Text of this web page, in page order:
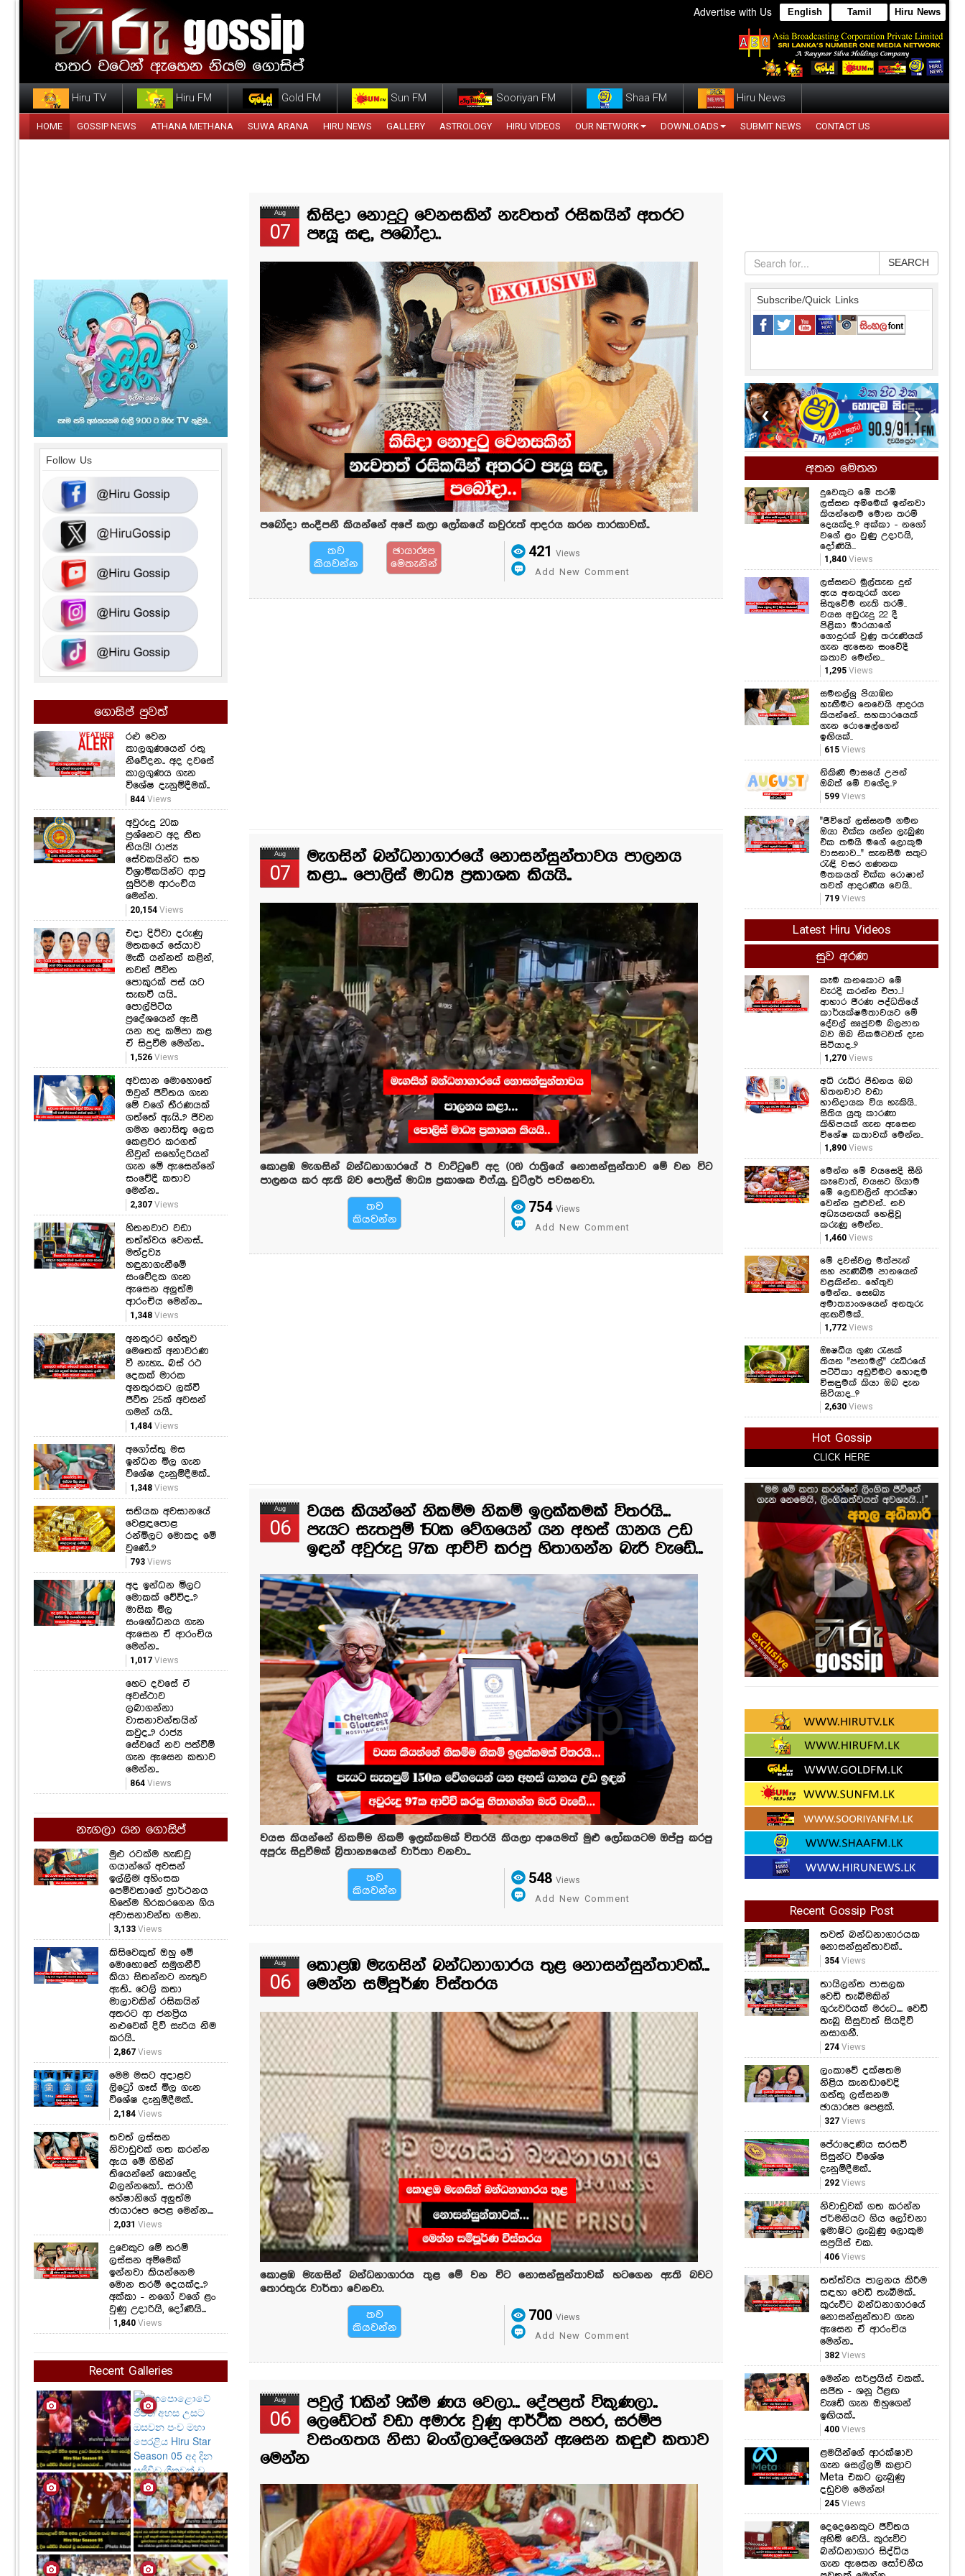
Advertise with Us English Tamil Hiru News
Hiru TV Hiru FM Gold FM Sun FM Sooriyan FM Shaa FM Hiru News
HOME GOSSIP NEWS ATHANA METHANA SUWA ARANA HIRU NEWS GALLERY ASTROLOGY HIRU VIDEOS OUR NETWORK DOWNLOADS SUBMIT NEWS CONTACT US
Aug
07
කිසිදා නොදුටු වෙනසකින් නැවතත් රසිකයින් අතරට
පෑයූ සඳ, පබෝදා..
පබෝදා සංදීපනී කියන්නේ අපේ කලා ලෝකයේ කවුරුත් ආදරය කරන තාරකාවක්..
තව
කියවන්න
ඡායාරූප
මෙතැනින්
421 Views
Add New Comment
Aug
07
මැගසින් බන්ධනාගාරයේ නොසන්සුන්තාවය පාලනය
කළා... පොලිස් මාධ්‍ය ප්‍රකාශක කියයි..
කොළඹ මැගසින් බන්ධනාගාරයේ ඊ වාට්ටුවේ අද (06) රාත්‍රියේ නොසන්සුන්තාව මේ වන විට
පාලනය කර ඇති බව පොලිස් මාධ්‍ය ප්‍රකාශක එෆ්.යු. වුට්ලර් පවසනවා.
තව
කියවන්න
754 Views
Add New Comment
Aug
06
වයස කියන්නේ නිකම්ම නිකම් ඉලක්කමක් විතරයි...
පැයට සැතපුම් 150ක වේගයෙන් යන අහස් යානය උඩ
ඉඳන් අවුරුදු 97ක ආච්චි කරපු හිතාගන්න බැරි වැඩේ...
වයස කියන්නේ නිකම්ම නිකම් ඉලක්කමක් විතරයි කියලා ආයෙමත් මුළු ලෝකයටම ඔප්පු කරපු
අපූරු සිදුවීමක් බ්‍රිතාන්‍යයෙන් වාර්තා වනවා...
තව
කියවන්න
548 Views
Add New Comment
Aug
06
කොළඹ මැගසින් බන්ධනාගාරය තුළ නොසන්සුන්තාවක්...
මෙන්න සම්පූර්ණ විස්තරය
කොළඹ මැගසින් බන්ධනාගාරය තුළ මේ වන විට නොසන්සුන්තාවක් හටගෙන ඇති බවට
තොරතුරු වාර්තා වෙනවා.
තව
කියවන්න
700 Views
Add New Comment
Aug
06
පවුල් 10කින් 9ක්ම ණය වෙලා... දේපළත් විකුණලා..
ලෙඩේටත් වඩා අමාරු වුණු ආර්ථික පහර, සරම්ප
වසංගතය නිසා බංග්ලාදේශයෙන් ඇසෙන කඳුළු කතාව
මෙන්න
SEARCH
Subscribe/Quick Links
❮ ❯
අතන මෙතන
දුවෙකුට මේ තරම්
කියන්නෙම මොන තරම්
දෙයක්ද..? අක්කා - නගෝ
දෝණියි...
1,840Views
ලස්සනට මුල්තැන දුන්
ඇය අනතුරක් ගැන
සිතුවේම නැති තරම්..
වයස අවුරුදු 22 දී
ගොදුරක් වුණු තරුණියක්
ගැන ඇසෙන සංවේදී
කතාව මෙන්න...
1,295 Views
සමනල්ලු පියාඹන
හැඟීමට නෙවෙයි ආදරය
කියන්නේ.. සහකාරයෙක්
ගැන රොෂෙල්ගෙන්
615Views
නිකිණි මාසයේ උපන්
ඔබත් මේ වගේද..?
599 Views
"ජීවිතේ ලස්සනම ගමන
ඔයා එක්ක යන්න ලැබුණ
එක තමයි මගේ ලොකුම
වාසනාව..." සැනසීම සතුට
මතකයත් එක්ක රොෂාන්
තවත් ආදරණීය වෙයි..
719 Views
Latest Hiru Videos
සුව අරණ
කෑම කනකොට මේ
වැරදි කරන්න එපා...!
ආහාර ජීරණ පද්ධතියේ
කාර්යක්ෂමතාවයට මේ
බව ඔබ නිකමටවත් දැන
සිටියාද..?
1,270Views
අධි රුධිර පීඩනය ඔබ
හිතනවාට වඩා
හානිදායක විය හැකියි..
සිතිය යුතු කාරණා
විශේෂ කතාවක් මෙන්න..
1,890Views
මෙන්න මේ වයසෙදි සීනි
කෑවොත්, වයසට ගියාම
මේ ලෙඩවලින් ආරක්ෂා
වෙන්න පුළුවන්.. නව
කරුණු මෙන්න..
1,460Views
මේ දවස්වල මත්පැන්
සහ පැණිබීම පානයෙන්
වළකින්න.. හේතුව
මෙන්න.. සෞඛ්‍ය
ඇඟවීමක්..
1,772Views
ඖෂධීය ගුණ රැසක්
තියන "පනාමල්" රුධිරයේ
පට්ටිකා අඩුවීමට හොඳම
විසඳුමක් කියා ඔබ දැන
2,630Views
Hot Gossip
CLICK HERE
Recent Gossip Post
354Views
තායිලන්ත පාසලක
වෙඩි තැබීමකින්
ගුරුවරියක් මරුට.... වෙඩි
තැබූ සිසුවාත් සියදිවි
නසාගනී.
274Views
ලංකාවේ දක්ෂතම
නිළිය කැනඩාවෙදි
ගත්තු ලස්සනම
ඡායාරූප පෙළක්.
327Views
පේරාදෙණිය සරසවි
සිසුන්ට විශේෂ
දැනුම්දීමක්..
292Views
නිවාඩුවක් ගත කරන්න
ජර්මනියට ගිය ලෝචනා
ඉමාෂිට ලැබුණු ලොකුම
සප්‍රයිස් එක.
406Views
තත්ත්වය පාලනය කිරීම
සඳහා වෙඩි තැබීමක්..
කුරුවිට බන්ධනාගාරයේ
නොසන්සුන්තාව ගැන
ඇසෙන ඒ ආරංචිය
මෙන්න..
382Views
මෙන්න සර්ප්‍රයිස් එකක්..
සජිත - ශනූ ඊළඟ
වැඩේ ගැන ඔහුගෙන්
ඉඟියක්..
400Views
ළමයින්ගේ ආරක්ෂාව
ගැන සෙල්ලම් කළාට
Meta එකට ලැබුණු
දඩුවම මෙන්න!
245Views
දෙදෙනෙකුට ජීවිතය
අහිමි වෙයි.. කුරුවිට
බන්ධනාගාර සිද්ධිය
ගැන ඇසෙන සෝචනීය
පුවතක් මෙන්න..
667Views
රැදවියන් පිරිසක්
Follow Us
ගොසිප් පුවත්
රළු වෙන
කාලගුණයෙන් රතු
නිවේදන.. අද දවසේ
කාලගුණය ගැන
විශේෂ දැනුම්දීමක්..
844Views
අවුරුදු 20ක
ප්‍රශ්නෙට අද තිත
තියයි! රාජ්‍ය
සේවකයින්ට සහ
විශ්‍රාමිකයින්ට ආපු
සුපිරිම ආරංචිය
මෙන්න.
20,154Views
එදා දිට්වා දරුණු
මතකයේ සේයාව
මැකී යන්නත් කළින්,
තවත් ජීවිත
පොකුරක් පස් යට
සැඟවී යයි..
පොල්පිටිය
ප්‍රදේශයෙන් ඇසී
යන හද කම්පා කළ
ඒ සිදුවීම මෙන්න..
1,526Views
අවසාන මොහොතේ
ඔවුන් ජීවිතය ගැන
මේ වගේ තීරණයක්
ගත්තේ ඇයි..? ජීවන
ගමන නොසිතූ ලෙස
කෙළවර කරගත්
නිවුන් සහෝදරියන්
ගැන මේ ඇසෙන්නේ
සංවේදී කතාව
මෙන්න..
2,307Views
හිතනවාට වඩා
තත්ත්වය වෙනස්..
මත්ද්‍රව්‍ය
හඳුනාගැනීමේ
සංවේදක ගැන
ඇසෙන අලුත්ම
ආරංචිය මෙන්න...
1,348Views
අනතුරට හේතුව
මෙතෙක් අනාවරණ
වී නැහැ.. බස් රථ
දෙකක් මාරක
අනතුරකට ලක්වී
ජීවිත 25ක් අවසන්
ගමන් යයි..
1,484Views
අගෝස්තු මස
ඉන්ධන මිල ගැන
විශේෂ දැනුම්දීමක්..
1,348Views
සතියක අවසානයේ
වෙළඳපොළ
රන්මිලට මොකද මේ
වුණේ..?
793Views
අද ඉන්ධන මිලට
මොකක් වේවිද..?
මාසික මිල
සංශෝධනය ගැන
ඇසෙන ඒ ආරංචිය
මෙන්න..
1,017Views
හෙට දවසේ ඒ
අවස්ථාව
ලබාගන්නා
වාසනාවන්තයින්
කවුද..? රාජ්‍ය
සේවයේ නව පත්වීම්
ගැන ඇසෙන කතාව
මෙන්න..
864Views
නැගලා යන ගොසිප්
මුළු රටක්ම හැඬවූ
ගයාන්ගේ අවසන්
ඉල්ලීම! අහිංසක
පෙම්වතාගේ ප්‍රාර්ථනය
හිතේම හිරකරගෙන ගිය
අවාසනාවන්ත ගමන.
3,133 Views
කිසිවෙකුත් ඔහු මේ
මොහොතේ සමුගනීවි
කියා සිතන්නට නැතුව
ඇති.. ටෙලි කතා
මාලාවකින් රසිකයින්
අතරට ආ ජනප්‍රිය
නළුවෙක් දිවි සැරිය නිම
කරයි..
2,867 Views
මෙම මසට අදාළව
ලිට්‍රෝ ගෑස් මිල ගැන
විශේෂ දැනුම්දීමක්..
2,184 Views
තවත් ලස්සන
නිවාඩුවක් ගත කරන්න
ඇය මේ ගිහින්
තියෙන්නේ කොහේද
බලන්නකෝ.. සරාගී
හේෂානිගේ අලුත්ම
ඡායාරූප පෙළ මෙන්න....
2,031 Views
දුවෙකුට මේ තරම්
ලස්සන අම්මෙක්
ඉන්නවා කියන්නෙම
මොන තරම් දෙයක්ද..?
අක්කා - නගෝ වගේ ළං
වුණු උදාරියි, දෝණියි...
1,840 Views
Recent Galleries